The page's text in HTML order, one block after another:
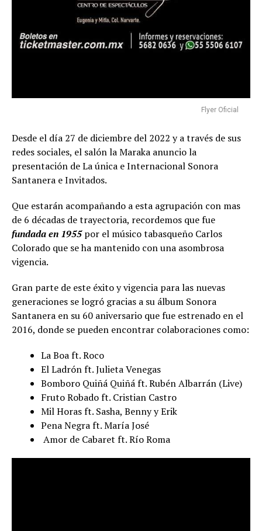
Flyer Oficial
Desde el día 27 de diciembre del 2022 y a través de sus
redes sociales, el salón la Maraka anuncio la
presentación de La única e Internacional Sonora
Santanera e Invitados.
Que estarán acompañando a esta agrupación con mas
de 6 décadas de trayectoria, recordemos que fue
fundada en 1955por el músico tabasqueño Carlos
Colorado que se ha mantenido con una asombrosa
vigencia.
Gran parte de este éxito y vigencia para las nuevas
generaciones se logró gracias a su álbum Sonora
Santanera en su 60 aniversario que fue estrenado en el
2016, donde se pueden encontrar colaboraciones como:
La Boa ft. Roco
El Ladrón ft. Julieta Venegas
Bomboro Quiñá Quiñá ft. Rubén Albarrán (Live)
Fruto Robado ft. Cristian Castro
Mil Horas ft. Sasha, Benny y Erik
Pena Negra ft. María José
Amor de Cabaret ft. Río Roma